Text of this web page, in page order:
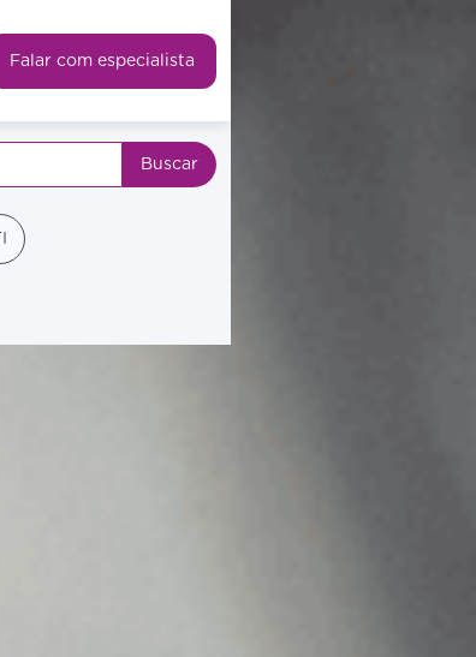
Falar com especialista